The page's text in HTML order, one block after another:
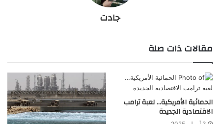
جادت
مقالات ذات صلة
الحمائية الأمريكية… لعبة ترامب
الاقتصادية الجديدة